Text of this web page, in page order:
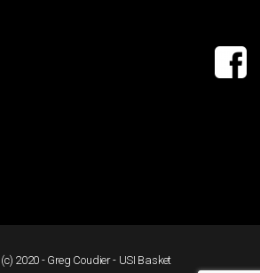
2020 - Greg Coudier - USI Basket